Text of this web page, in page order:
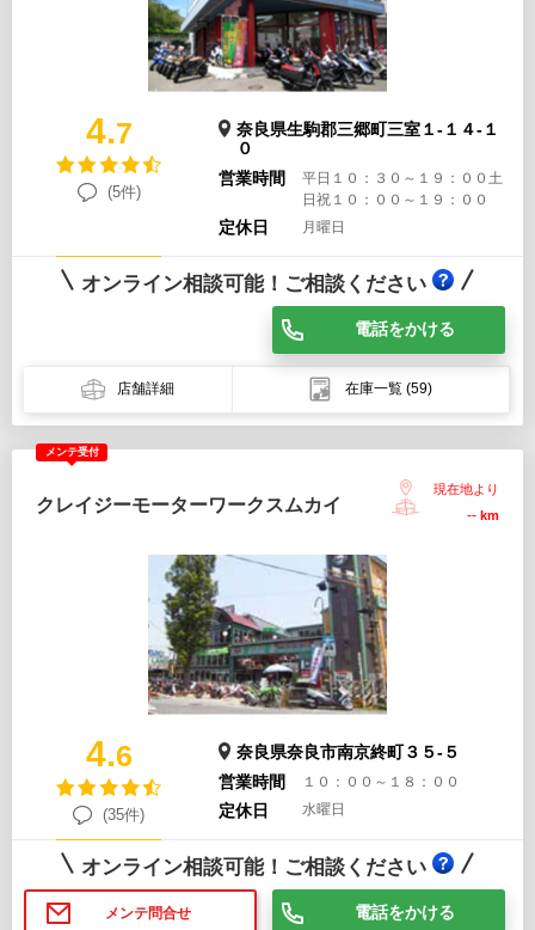
4.7
(5件)
奈良県生駒郡三郷町三室１-１４-１
０
営業時間
平日１０：３０～１９：００土
日祝１０：００～１９：００
定休日 月曜日
オンライン相談可能！ご相談ください
電話をかける
店舗詳細 在庫一覧 (59)
メンテ受付
クレイジーモーターワークスムカイ
現在地より
-- km
4.6
(35件)
奈良県奈良市南京終町３５-５
営業時間
１０：００～１８：００
定休日 水曜日
オンライン相談可能！ご相談ください
メンテ問合せ 電話をかける